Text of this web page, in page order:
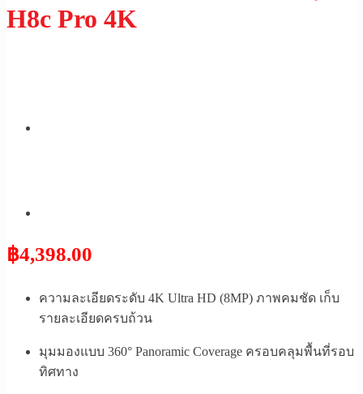
H8c Pro 4K
฿4,398.00
ความละเอียดระดับ 4K Ultra HD (8MP) ภาพคมชัด เก็บ
รายละเอียดครบถ้วน
มุมมองแบบ 360° Panoramic Coverage ครอบคลุมพื้นที่รอบ
ทิศทาง